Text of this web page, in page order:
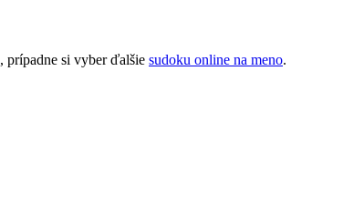
, prípadne si vyber ďalšie sudoku online na meno.